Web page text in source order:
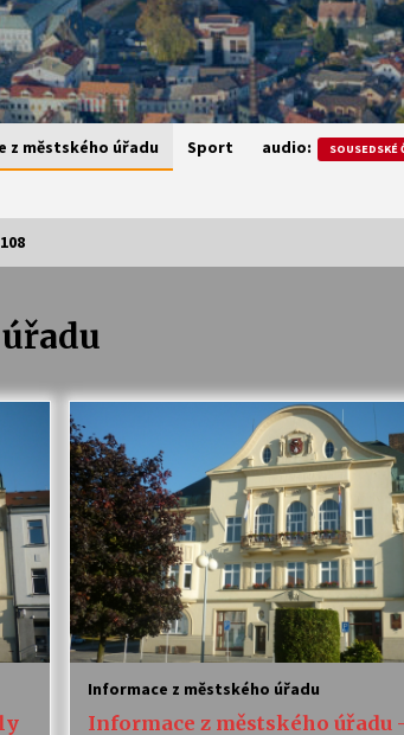
z městského úřadu Sport audio: SOUSEDSKÉ
Letní koncerty ve
Kolchoz a Jenakaši
28. 7. 2026
Vysočinka
17. 7. 2026
Varhanní recitál Michala
3. 7. 2026
Informace z městského úřadu
Informace z městského úřadu